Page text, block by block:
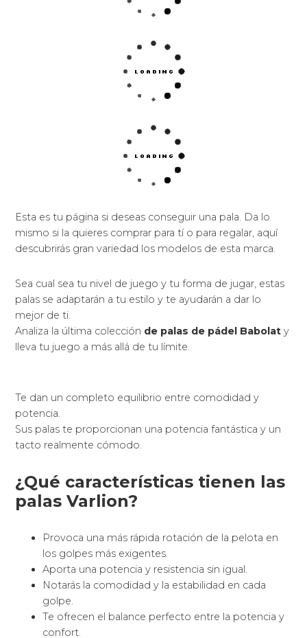
Esta es tu página si deseas conseguir una pala. Da lo
mismo si la quieres comprar para tí o para regalar, aquí
descubrirás gran variedad los modelos de esta marca.
Sea cual sea tu nivel de juego y tu forma de jugar, estas
palas se adaptarán a tu estilo y te ayudarán a dar lo
mejor de ti.
Analiza la última colección de palas de pádel Babolat y
lleva tu juego a más allá de tu límite.
Te dan un completo equilibrio entre comodidad y
potencia.
Sus palas te proporcionan una potencia fantástica y un
tacto realmente cómodo.
¿Qué características tienen las
palas Varlion?
Provoca una más rápida rotación de la pelota en
los golpes más exigentes.
Aporta una potencia y resistencia sin igual.
Notarás la comodidad y la estabilidad en cada
golpe.
Te ofrecen el balance perfecto entre la potencia y
confort.